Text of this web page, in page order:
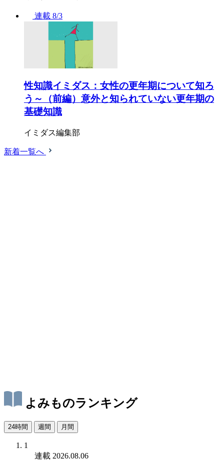
連載 8/3
性知識イミダス：女性の更年期について知ろ
う～（前編）意外と知られていない更年期の
基礎知識
イミダス編集部
新着一覧へ
よみものランキング
24時間 週間 月間
1
連載 2026.08.06